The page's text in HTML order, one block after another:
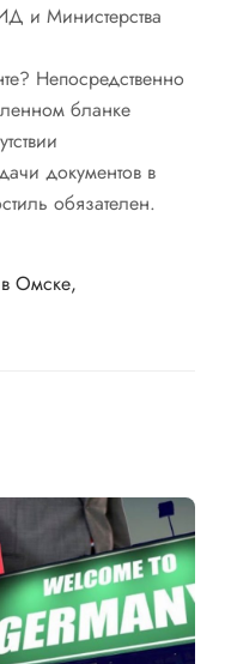
и Министерства
Непосредственно
бланке
документов в
обязателен.
Омске